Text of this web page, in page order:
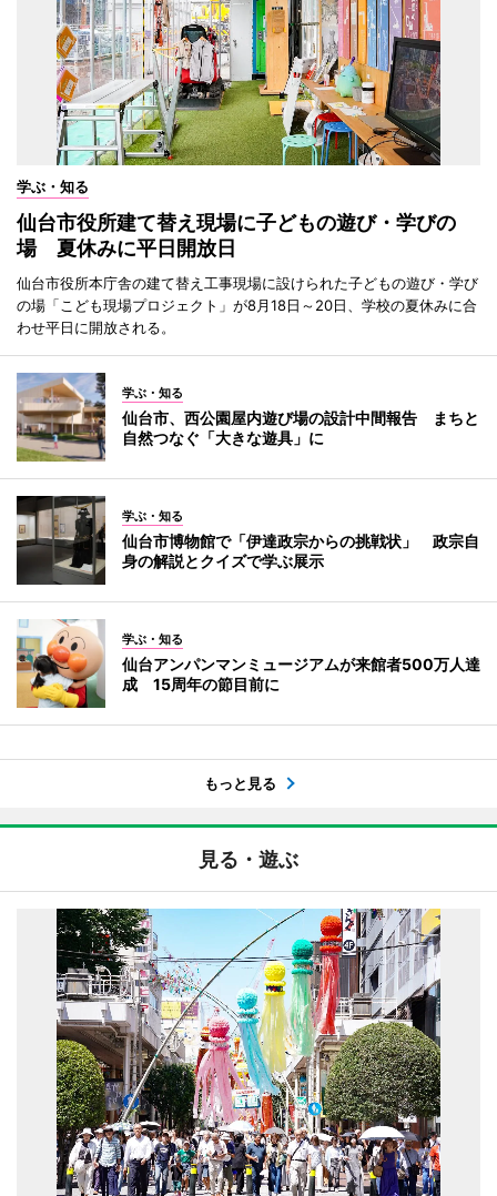
学ぶ・知る
仙台市役所建て替え現場に子どもの遊び・学びの
場 夏休みに平日開放日
仙台市役所本庁舎の建て替え工事現場に設けられた子どもの遊び・学び
の場「こども現場プロジェクト」が8月18日～20日、学校の夏休みに合
わせ平日に開放される。
学ぶ・知る
仙台市、西公園屋内遊び場の設計中間報告 まちと
自然つなぐ「大きな遊具」に
学ぶ・知る
仙台市博物館で「伊達政宗からの挑戦状」 政宗自
身の解説とクイズで学ぶ展示
学ぶ・知る
仙台アンパンマンミュージアムが来館者500万人達
成 15周年の節目前に
もっと見る
見る・遊ぶ